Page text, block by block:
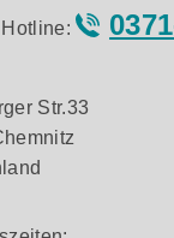
wurde.
–
Hotline:
Str.33